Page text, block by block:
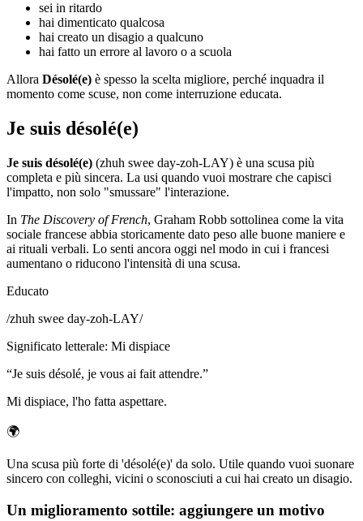
sei in ritardo
hai dimenticato qualcosa
hai creato un disagio a qualcuno
hai fatto un errore al lavoro o a scuola
Allora Désolé(e) è spesso la scelta migliore, perché inquadra il
momento come scuse, non come interruzione educata.
Je suis désolé(e)
Je suis désolé(e) (zhuh swee day-zoh-LAY) è una scusa più
completa e più sincera. La usi quando vuoi mostrare che capisci
l'impatto, non solo "smussare" l'interazione.
In The Discovery of French, Graham Robb sottolinea come la vita
sociale francese abbia storicamente dato peso alle buone maniere e
ai rituali verbali. Lo senti ancora oggi nel modo in cui i francesi
aumentano o riducono l'intensità di una scusa.
Educato
/zhuh swee day-zoh-LAY/
Significato letterale: Mi dispiace
“Je suis désolé, je vous ai fait attendre.”
Mi dispiace, l'ho fatta aspettare.
🌍
Una scusa più forte di 'désolé(e)' da solo. Utile quando vuoi suonare
sincero con colleghi, vicini o sconosciuti a cui hai creato un disagio.
Un miglioramento sottile: aggiungere un motivo